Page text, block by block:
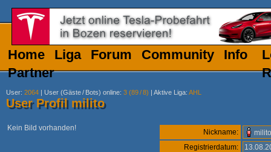
Home Liga Forum Community
Info
Partner
User: 2064 | User (Gäste/ Bots) online: 3 (89/8) | Aktive Liga: AHL
User Profil milito
Kein Bild vorhanden! Nickname:
milito
Registrierdatum: